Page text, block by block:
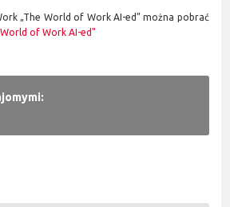
„The World of Work AI-ed” można pobrać
of Work AI-ed"